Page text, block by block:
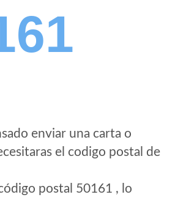
enviar una carta o
el codigo postal de
postal 50161 , lo